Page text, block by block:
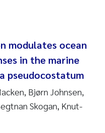
modulates ocean
in the marine
pseudocostatum
Bjørn Johnsen,
Skogan, Knut-